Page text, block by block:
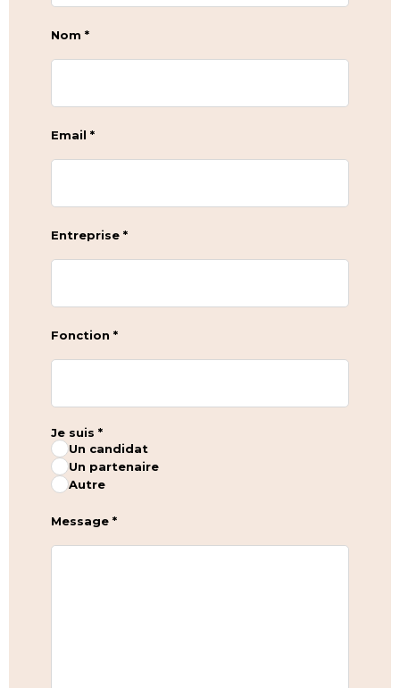
Nom *
Email *
Entreprise *
Fonction *
Je suis *
Un candidat
Un partenaire
Autre
Message *